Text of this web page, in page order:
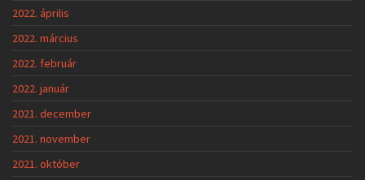
2022. április
2022. március
2022. február
2022. január
2021. december
2021. november
2021. október